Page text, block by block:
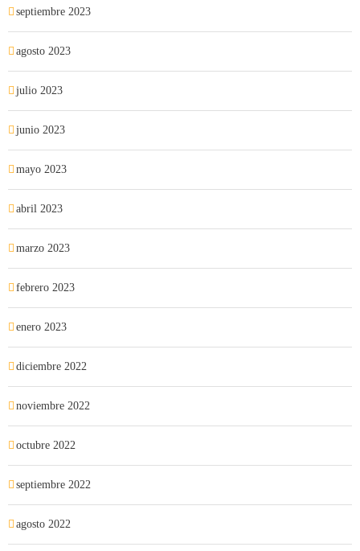
septiembre 2023
agosto 2023
julio 2023
junio 2023
mayo 2023
abril 2023
marzo 2023
febrero 2023
enero 2023
diciembre 2022
noviembre 2022
octubre 2022
septiembre 2022
agosto 2022